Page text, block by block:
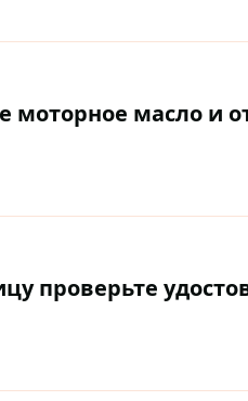
моторное масло и
проверьте